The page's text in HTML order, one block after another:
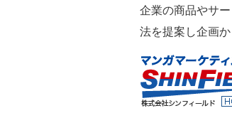
企業の商品やサ
法を提案し企画